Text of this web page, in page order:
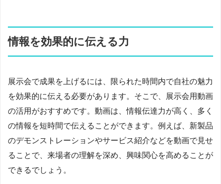
情報を効果的に伝える力
展示会で成果を上げるには、限られた時間内で自社の魅力
を効果的に伝える必要があります。そこで、展示会用動画
の活用がおすすめです。動画は、情報伝達力が高く、多く
の情報を短時間で伝えることができます。例えば、新製品
のデモンストレーションやサービス紹介などを動画で見せ
ることで、来場者の理解を深め、興味関心を高めることが
できるでしょう。